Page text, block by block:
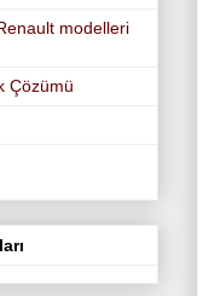
modelleri
Çözümü